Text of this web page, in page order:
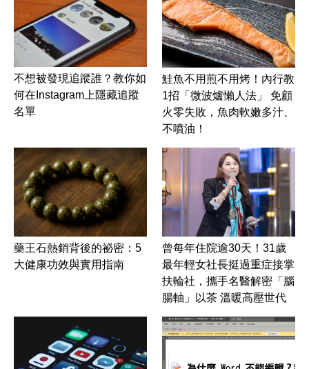
不想被發現追蹤誰？教你如
何在Instagram上隱藏追蹤
名單
鮭魚不用煎不用烤！內行教
1招「微波爐懶人法」 免顧
火零失敗，魚肉軟嫩多汁、
不噴油！
藥王石熱銷背後的祕密：5
大健康功效與實用指南
曾每年住院逾30天！31歲
最年輕女社長挺過重症接掌
扶輪社，攜手名醫解密「腦
腸軸」以茶 溫暖高壓世代